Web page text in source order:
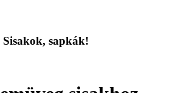
sapkák!